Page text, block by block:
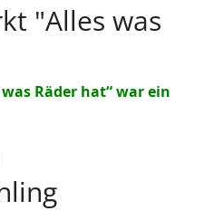
"Alles was
Räder hat“ war ein